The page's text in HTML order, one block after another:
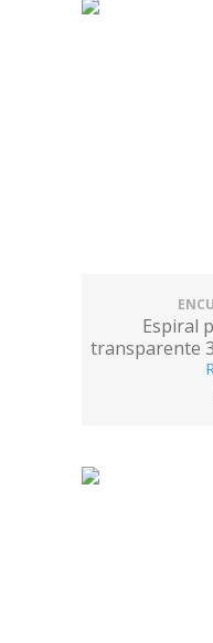
Espiral
transparente